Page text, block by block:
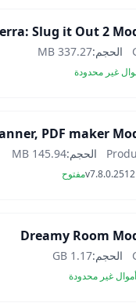
الحجم:337.27 MB
غير محدودة
الحجم:145.94 MB
مفتوح
Dreamy Room
الحجم:1.17 GB
أموال غير محدودة